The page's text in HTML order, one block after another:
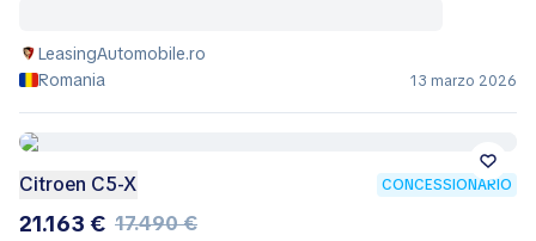
LeasingAutomobile.ro
Romania
13 marzo 2026
Citroen C5-X CONCESSIONARIO
21.163 € 17.490 €